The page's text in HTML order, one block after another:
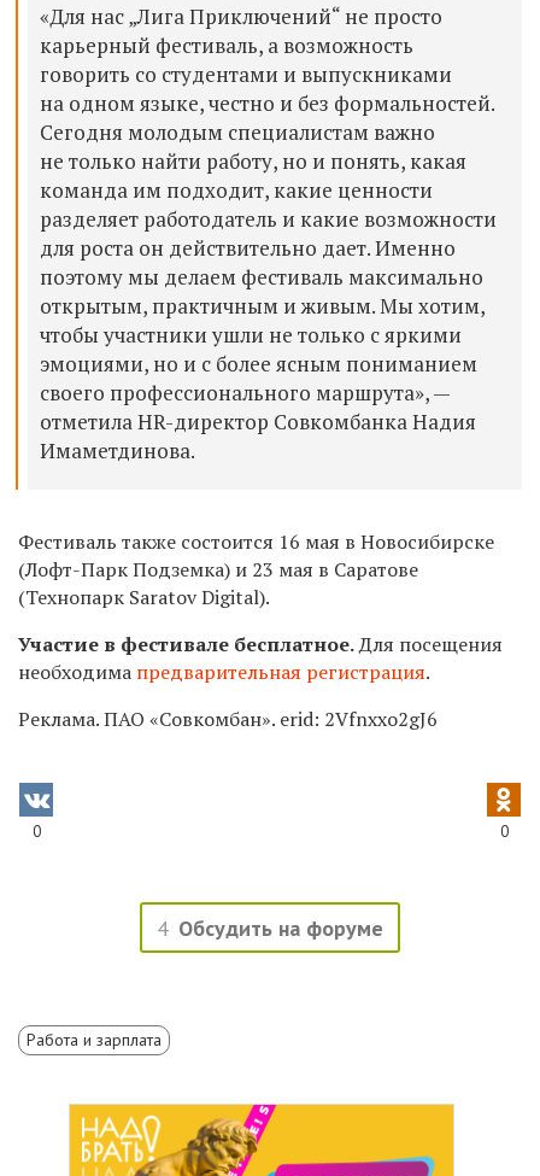
«Для нас „Лига Приключений“ не просто
карьерный фестиваль, а возможность
говорить со студентами и выпускниками
на одном языке, честно и без формальностей.
Сегодня молодым специалистам важно
не только найти работу, но и понять, какая
команда им подходит, какие ценности
разделяет работодатель и какие возможности
для роста он действительно дает. Именно
поэтому мы делаем фестиваль максимально
открытым, практичным и живым. Мы хотим,
чтобы участники ушли не только с яркими
эмоциями, но и с более ясным пониманием
своего профессионального маршрута», —
отметила HR-директор Совкомбанка Надия
Имаметдинова.
Фестиваль также состоится 16 мая в Новосибирске
(Лофт-Парк Подземка) и 23 мая в Саратове
(Технопарк Saratov Digital).
Участие в фестивале бесплатное.Для посещения
необходима предварительная регистрация.
Реклама. ПАО «Совкомбан». erid: 2Vfnxxo2gJ6
0 0
4 Обсудить на форуме
Работа и зарплата